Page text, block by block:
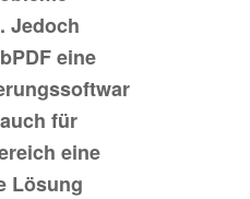
PDF-Format
verwalten
Jedoch
eine
für
eine
Lösung